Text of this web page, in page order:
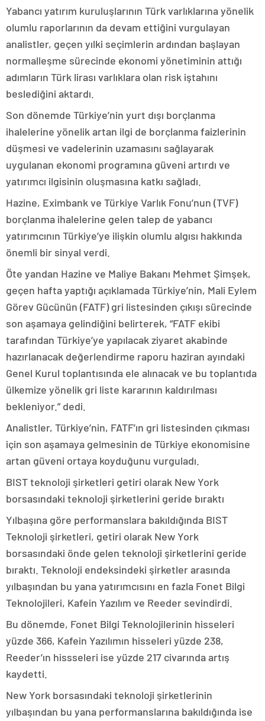
Yabancı yatırım kuruluşlarının Türk varlıklarına yönelik
olumlu raporlarının da devam ettiğini vurgulayan
analistler, geçen yılki seçimlerin ardından başlayan
normalleşme sürecinde ekonomi yönetiminin attığı
adımların Türk lirası varlıklara olan risk iştahını
beslediğini aktardı.
Son dönemde Türkiye’nin yurt dışı borçlanma
ihalelerine yönelik artan ilgi de borçlanma faizlerinin
düşmesi ve vadelerinin uzamasını sağlayarak
uygulanan ekonomi programına güveni artırdı ve
yatırımcı ilgisinin oluşmasına katkı sağladı.
Hazine, Eximbank ve Türkiye Varlık Fonu’nun (TVF)
borçlanma ihalelerine gelen talep de yabancı
yatırımcının Türkiye’ye ilişkin olumlu algısı hakkında
önemli bir sinyal verdi.
Öte yandan Hazine ve Maliye Bakanı Mehmet Şimşek,
geçen hafta yaptığı açıklamada Türkiye’nin, Mali Eylem
Görev Gücünün (FATF) gri listesinden çıkışı sürecinde
son aşamaya gelindiğini belirterek, “FATF ekibi
tarafından Türkiye’ye yapılacak ziyaret akabinde
hazırlanacak değerlendirme raporu haziran ayındaki
Genel Kurul toplantısında ele alınacak ve bu toplantıda
ülkemize yönelik gri liste kararının kaldırılması
bekleniyor.” dedi.
Analistler, Türkiye’nin, FATF’ın gri listesinden çıkması
için son aşamaya gelmesinin de Türkiye ekonomisine
artan güveni ortaya koyduğunu vurguladı.
BIST teknoloji şirketleri getiri olarak New York
borsasındaki teknoloji şirketlerini geride bıraktı
Yılbaşına göre performanslara bakıldığında BIST
Teknoloji şirketleri, getiri olarak New York
borsasındaki önde gelen teknoloji şirketlerini geride
bıraktı. Teknoloji endeksindeki şirketler arasında
yılbaşından bu yana yatırımcısını en fazla Fonet Bilgi
Teknolojileri, Kafein Yazılım ve Reeder sevindirdi.
Bu dönemde, Fonet Bilgi Teknolojilerinin hisseleri
yüzde 366, Kafein Yazılımın hisseleri yüzde 238,
Reeder’ın hissseleri ise yüzde 217 civarında artış
kaydetti.
New York borsasındaki teknoloji şirketlerinin
yılbaşından bu yana performanslarına bakıldığında ise